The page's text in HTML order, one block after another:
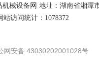
机械设备网 地址：湖南省湘潭
站访问统计：1078372
网安备 43030202001028号